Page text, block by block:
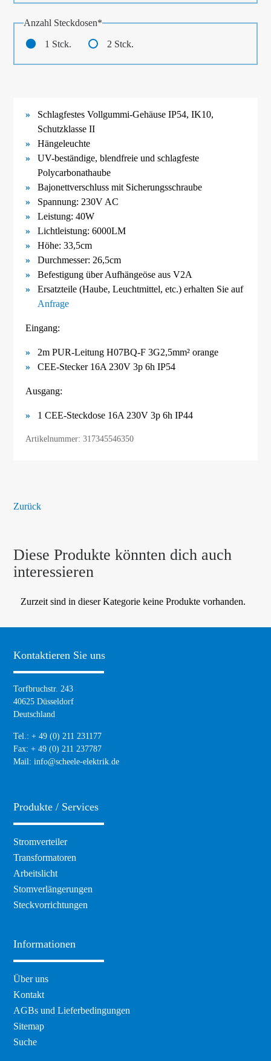
Pflichtfeld
Anzahl Steckdosen*
1 Stck. 2 Stck.
Schlagfestes Vollgummi-Gehäuse IP54, IK10,
Schutzklasse II
Hängeleuchte
UV-beständige, blendfreie und schlagfeste
Polycarbonathaube
Bajonettverschluss mit Sicherungsschraube
Spannung: 230V AC
Leistung: 40W
Lichtleistung: 6000LM
Höhe: 33,5cm
Durchmesser: 26,5cm
Befestigung über Aufhängeöse aus V2A
Ersatzteile (Haube, Leuchtmittel, etc.) erhalten Sie auf
Anfrage
Eingang:
2m PUR-Leitung H07BQ-F 3G2,5mm² orange
CEE-Stecker 16A 230V 3p 6h IP54
Ausgang:
1 CEE-Steckdose 16A 230V 3p 6h IP44
Artikelnummer: 317345546350
Zurück
Diese Produkte könnten dich auch
interessieren
Zurzeit sind in dieser Kategorie keine Produkte vorhanden.
Kontaktieren Sie uns
Torfbruchstr. 243
40625 Düsseldorf
Deutschland
Tel.: + 49 (0) 211 231177
Fax: + 49 (0) 211 237787
Mail:info@scheele-elektrik.de
Produkte / Services
Navigation
überspringen
Stromverteiler
Transformatoren
Arbeitslicht
Stomverlängerungen
Steckvorrichtungen
Informationen
Navigation
überspringen
Über uns
Kontakt
AGBs und Lieferbedingungen
Sitemap
Suche